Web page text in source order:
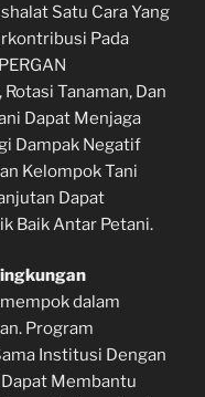
Satu Cara Yang
Pada
Tanaman, Dan
Dapat Menjaga
Dampak Negatif
Kelompok Tani
Dapat
Baik Antar Petani.
dalam
Program
Institusi Dengan
Membantu